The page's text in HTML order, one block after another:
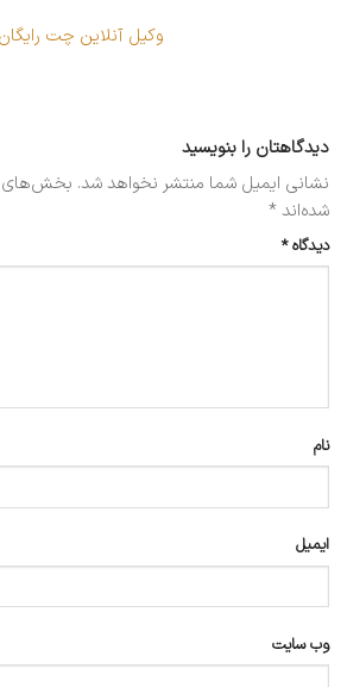
وکیل آنلاین چت رایگان
دیدگاهتان را بنویسید
نشانی ایمیل شما منتشر نخواهد شد. بخش‌های
شده‌اند*
دیدگاه*
نام
ایمیل
وب‌ سایت